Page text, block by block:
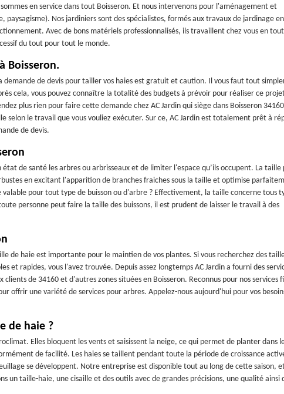
en service dans tout Boisseron. Et nous intervenons pour l'aménagement et
Nos jardiniers sont des spécialistes, formés aux travaux de jardinage en
Avec de bons matériels professionnalisés, ils travaillent chez vous en
du tout pour tout le monde.
Boisseron.
demande de devis pour tailler vos haies est gratuit et caution. Il vous faut tout
cela, vous pouvez connaître la totalité des budgets à prévoir pour réaliser ce
plus rien pour faire cette demande chez AC Jardin qui siège dans Boisseron
selon le travail que vous vouliez exécuter. Sur ce, AC Jardin est totalement prêt à
de devis.
de santé les arbres ou arbrisseaux et de limiter l'espace qu’ils occupent. La
en excitant l'apparition de branches fraiches sous la taille et optimise
pour tout type de buisson ou d'arbre ? Effectivement, la taille concerne tous
personne peut faire la taille des buissons, il est prudent de laisser le travail à des
de haie est importante pour le maintien de vos plantes. Si vous recherchez des
et rapides, vous l'avez trouvée. Depuis assez longtemps AC Jardin a fourni des
clients de 34160 et d'autres zones situées en Boisseron. Reconnus pour nos services
offrir une variété de services pour arbres. Appelez-nous aujourd'hui pour vos
de haie ?
Elles bloquent les vents et saisissent la neige, ce qui permet de planter dans
de facilité. Les haies se taillent pendant toute la période de croissance
se développent. Notre entreprise est disponible tout au long de cette saison,
un taille-haie, une cisaille et des outils avec de grandes précisions, une qualité ainsi